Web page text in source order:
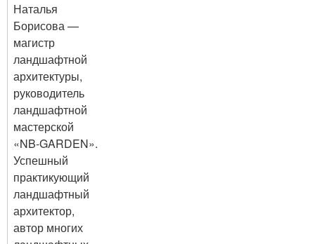
Наталья
Борисова —
магистр
ландшафтной
архитектуры,
руководитель
ландшафтной
мастерской
«NB-GARDEN».
Успешный
практикующий
ландшафтный
архитектор,
автор многих